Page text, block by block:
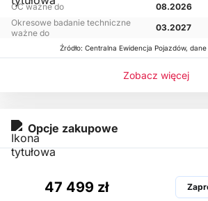
OC ważne do
08.2026
Okresowe badanie techniczne
ważne do
03.2027
Źródło: Centralna Ewidencja Pojazdów,
Zobacz więcej
Opcje zakupowe
47 499 zł